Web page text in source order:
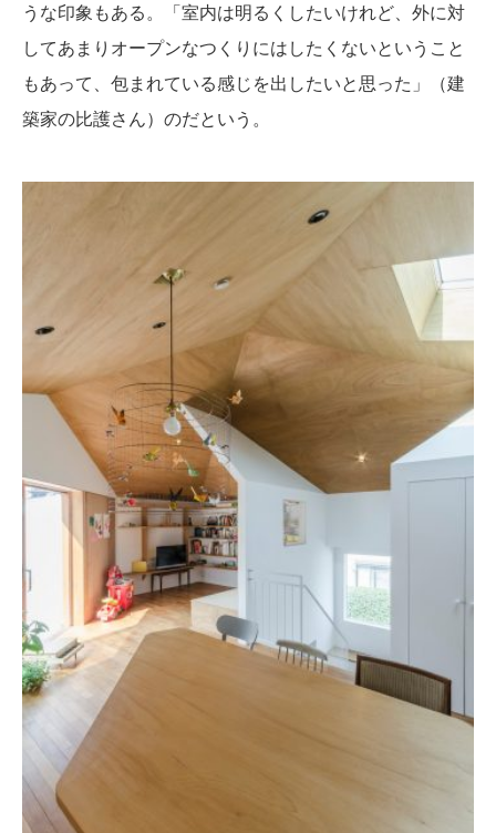
うな印象もある。「室内は明るくしたいけれど、外に対
してあまりオープンなつくりにはしたくないということ
もあって、包まれている感じを出したいと思った」（建
築家の比護さん）のだという。